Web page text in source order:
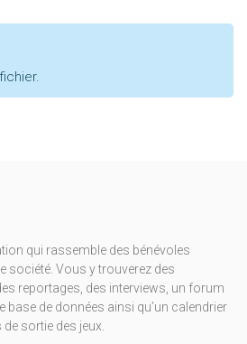
qui rassemble des bénévoles
société. Vous y trouverez des
reportages, des interviews, un forum
base de données ainsi qu’un calendrier
sortie des jeux.